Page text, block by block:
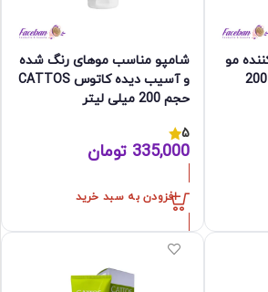
مو
کاتوس CATTOS حجم 200
شامپو مناسب موهای رنگ شده
و آسیب دیده کاتوس CATTOS
حجم 200 میلی لیتر
5
335,000 تومان
افزودن به سبد خرید